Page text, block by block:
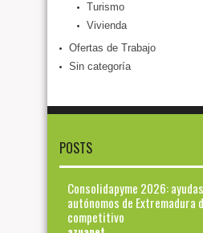
Turismo
Vivienda
Ofertas de Trabajo
Sin categoría
POSTS
Consolidapyme 2026:
autónomos de Extremadura
competitivo